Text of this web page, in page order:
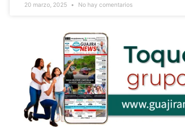
20 marzo, 2025 No hay comentarios